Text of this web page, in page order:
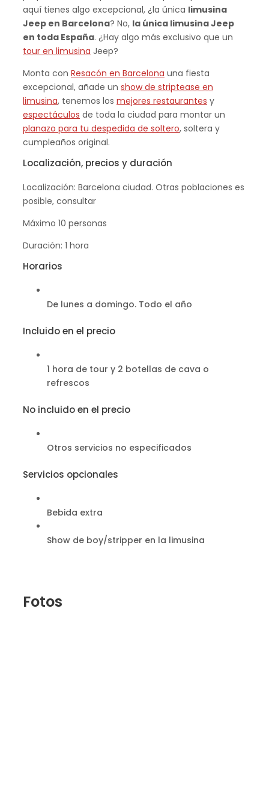
aquí tienes algo excepcional, ¿la única limusina
Jeep en Barcelona? No, la única limusina Jeep
en toda España. ¿Hay algo más exclusivo que un
tour en limusina Jeep?
Monta con Resacón en Barcelona una fiesta
excepcional, añade un show de striptease en
limusina, tenemos los mejores restaurantes y
espectáculos de toda la ciudad para montar un
planazo para tu despedida de soltero, soltera y
cumpleaños original.
Localización, precios y duración
Localización: Barcelona ciudad. Otras poblaciones es
posible, consultar
Máximo 10 personas
Duración: 1 hora
Horarios
De lunes a domingo. Todo el año
Incluido en el precio
1 hora de tour y 2 botellas de cava o
refrescos
No incluido en el precio
Otros servicios no especificados
Servicios opcionales
Bebida extra
Show de boy/stripper en la limusina
Fotos